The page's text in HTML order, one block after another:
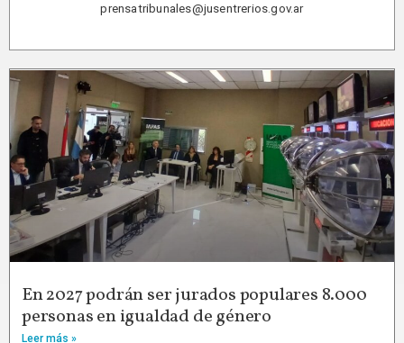
prensatribunales@jusentrerios.gov.ar
En 2027 podrán ser jurados populares 8.000
personas en igualdad de género
Leer más »